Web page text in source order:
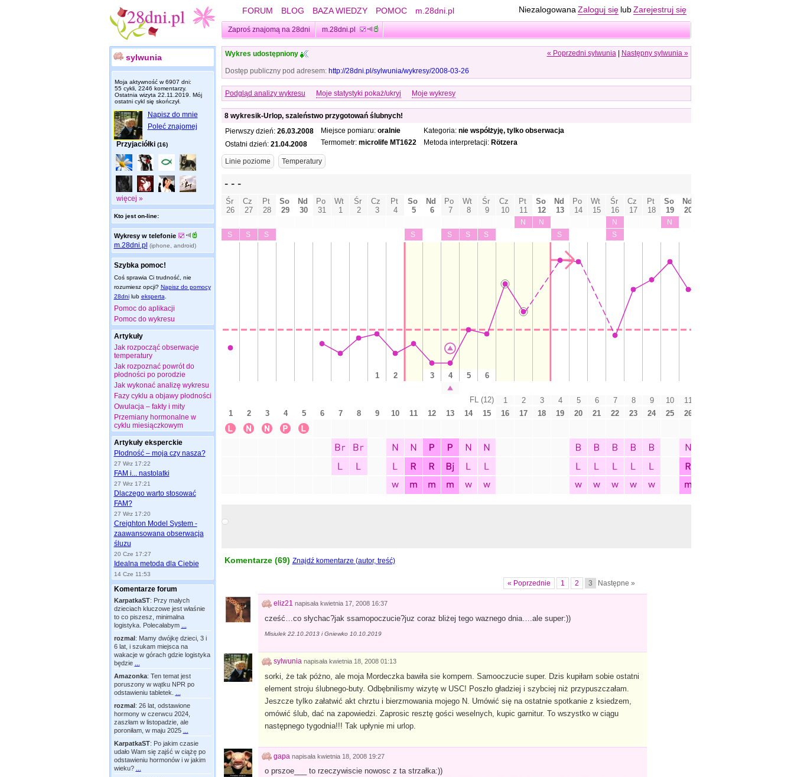
FORUM BLOG BAZA WIEDZY POMOC m.28dni.pl Niezalogowana Zaloguj się lub Zarejestruj się
Zaproś znajomą na 28dni m.28dni.pl
sylwunia
Moja aktywność w 6907 dni:
55 cykli, 2246 komentarzy.
Ostatnia wizyta 22.11.2019 . Mój
ostatni cykl się skończył.
Napisz do mnie
Poleć znajomej
Przyjaciółki (16)
więcej »
Kto jest on-line:
Wykresy w telefonie
m.28dni.pl (iphone, android)
Szybka pomoc!
Coś sprawia Ci trudność, nie
rozumiesz opcji? Napisz do pomocy
28dnilub eksperta
Pomoc do aplikacji
Pomoc do wykresu
Artykuły
Jak rozpocząć obserwacje
temperatury
Jak rozpoznać powrót do
płodności po porodzie
Jak wykonać analizę wykresu
Fazy cyklu a objawy płodności
Owulacja – fakty i mity
Przemiany hormonalne w
cyklu miesiączkowym
Artykuły eksperckie
Płodność – moja czy nasza?
27 Wrz 17:22
FAM i... nastolatki
27 Wrz 17:21
Dlaczego warto stosować
FAM?
27 Wrz 17:20
Creighton Model System -
zaawansowana obserwacja
śluzu
20 Cze 17:27
Idealna metoda dla Ciebie
14 Cze 11:53
Komentarze forum
KarpatkaST: Przy małych
dzieciach kluczowe jest właśnie
to co piszesz, minimalna
logistyka. Polecałabym
rozmal: Mamy dwójkę dzieci, 3 i
6 lat, i szukam miejsca na
wakacje w górach gdzie logistyka
będzie
Amazonka: Ten temat jest
poruszony w wątku NPR po
odstawieniu tabletek.
rozmal: 26 lat, odstawione
hormony w czerwcu 2024,
zaszłam w listopadzie, ale
poroniłam, w maju 2025
KarpatkaST: Po jakim czasie
udało Wam się zajść w ciążę po
odstawieniu hormonów i w jakim
wieku?
« Poprzedni sylwunia| Następny sylwunia »
Wykres udostępniony
Dostęp publiczny pod adresem: http://28dni.pl/sylwunia/wykresy/2008-03-26
Podgląd analizy wykresu Moje statystyki pokaż/ukryj Moje wykresy
8 wykresik-Urlop, szaleństwo przygotowań ślubnych!
Pierwszy dzień: 26.03.2008
Ostatni dzień: 21.04.2008
Miejsce pomiaru: oralnie
Termometr: microlife MT1622
Kategoria: nie współżyję, tylko obserwacja
Metoda interpretacji: Rötzera
Komentarze (69) Znajdź komentarze (autor, treść)
« Poprzednie 1 2 3 Następne »
eliz21 napisała kwietnia 17, 2008 16:37
cześć…co słychac?jak ssamopoczucie?juz coraz bliżej tego waznego dnia….ale super:))
Misiulek 22.10.2013 i Gniewko 10.10.2019
sylwunia napisała kwietnia 18, 2008 01:13
sorki, że tak póżno, ale moja Mordeczka bawiła sie kompem. Samooczucie super. Dzis kupiłam sobie ostatni
element stroju ślubnego-buty. Odbębnilismy wizytę w USC! Poszło gładziej i szybciej niż przypuszczałam.
Jeszcze tylko załatwić akt chrztu i bierzmowania mojego N. Umówić się na ostatnie spotkanie z ksiedzem,
omówić ślub, dać na zapowiedzi. Zaprosic resztę gości weselnych, kupic garnitur. To wszystko w ciągu
następnego tygodnia!!! Tak upłynie mi urlop.
gapa napisała kwietnia 18, 2008 19:27
o prszoe___ to rzeczywiscie nowosc z ta strzałka:))